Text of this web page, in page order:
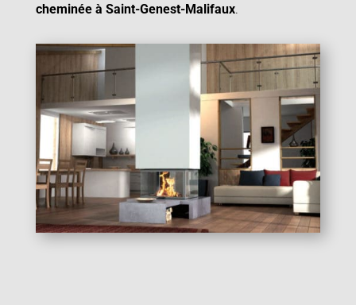
cheminée à Saint-Genest-Malifaux.